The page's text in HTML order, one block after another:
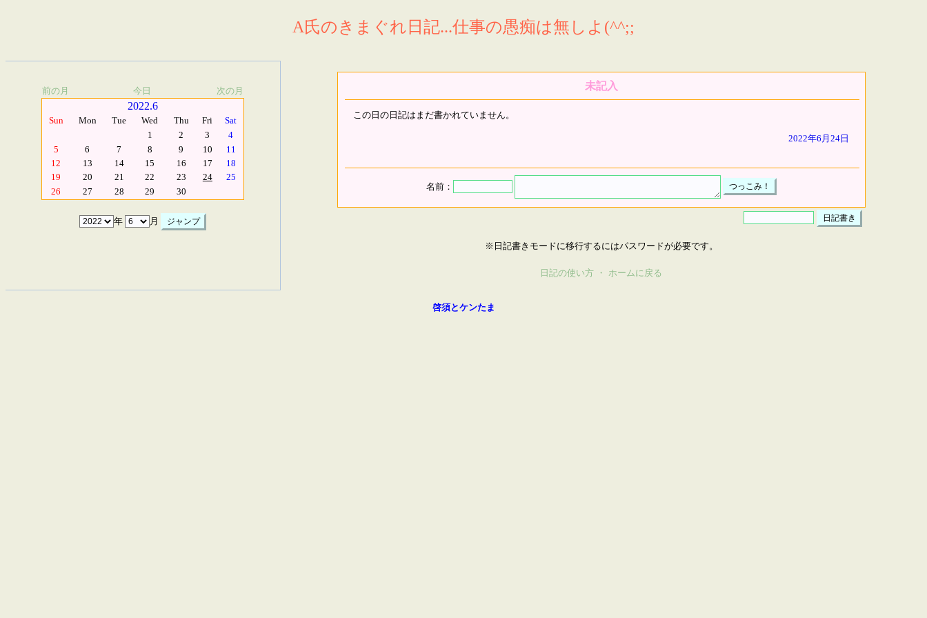
A氏のきまぐれ日記...仕事の愚痴は無しよ(^^;;
前の月 今日 次の月
2022.6
Sun Mon Tue Wed Thu Fri
Sat
1
2 3
4
5
6 7 8 9 10
11
12
13 14 15 16 17
18
19
20 21 22 23 24
25
26
27 28 29 30
年 月
未記入
この日の日記はまだ書かれていません。
2022年6月24日
名前：
※日記書きモードに移行するにはパスワードが必要です。
日記の使い方 ・ ホームに戻る
啓須とケンたま